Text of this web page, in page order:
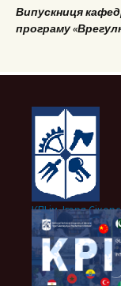
Випускниця
програму
КПІ ім. Ігоря